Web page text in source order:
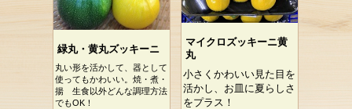
緑丸・黄丸ズッキーニ
丸い形を活かして、器として
使ってもかわいい。焼・煮・
揚 生食以外どんな調理方法
でもOK！
マイクロズッキーニ黄
丸
小さくかわいい見た目を
活かし、お皿に夏らしさ
をプラス！